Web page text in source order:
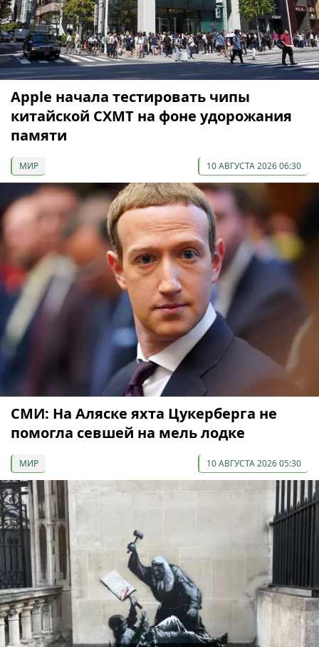
Apple начала тестировать чипы
китайской CXMT на фоне удорожания
памяти
МИР 10 АВГУСТА 2026 06:30
СМИ: На Аляске яхта Цукерберга не
помогла севшей на мель лодке
МИР 10 АВГУСТА 2026 05:30